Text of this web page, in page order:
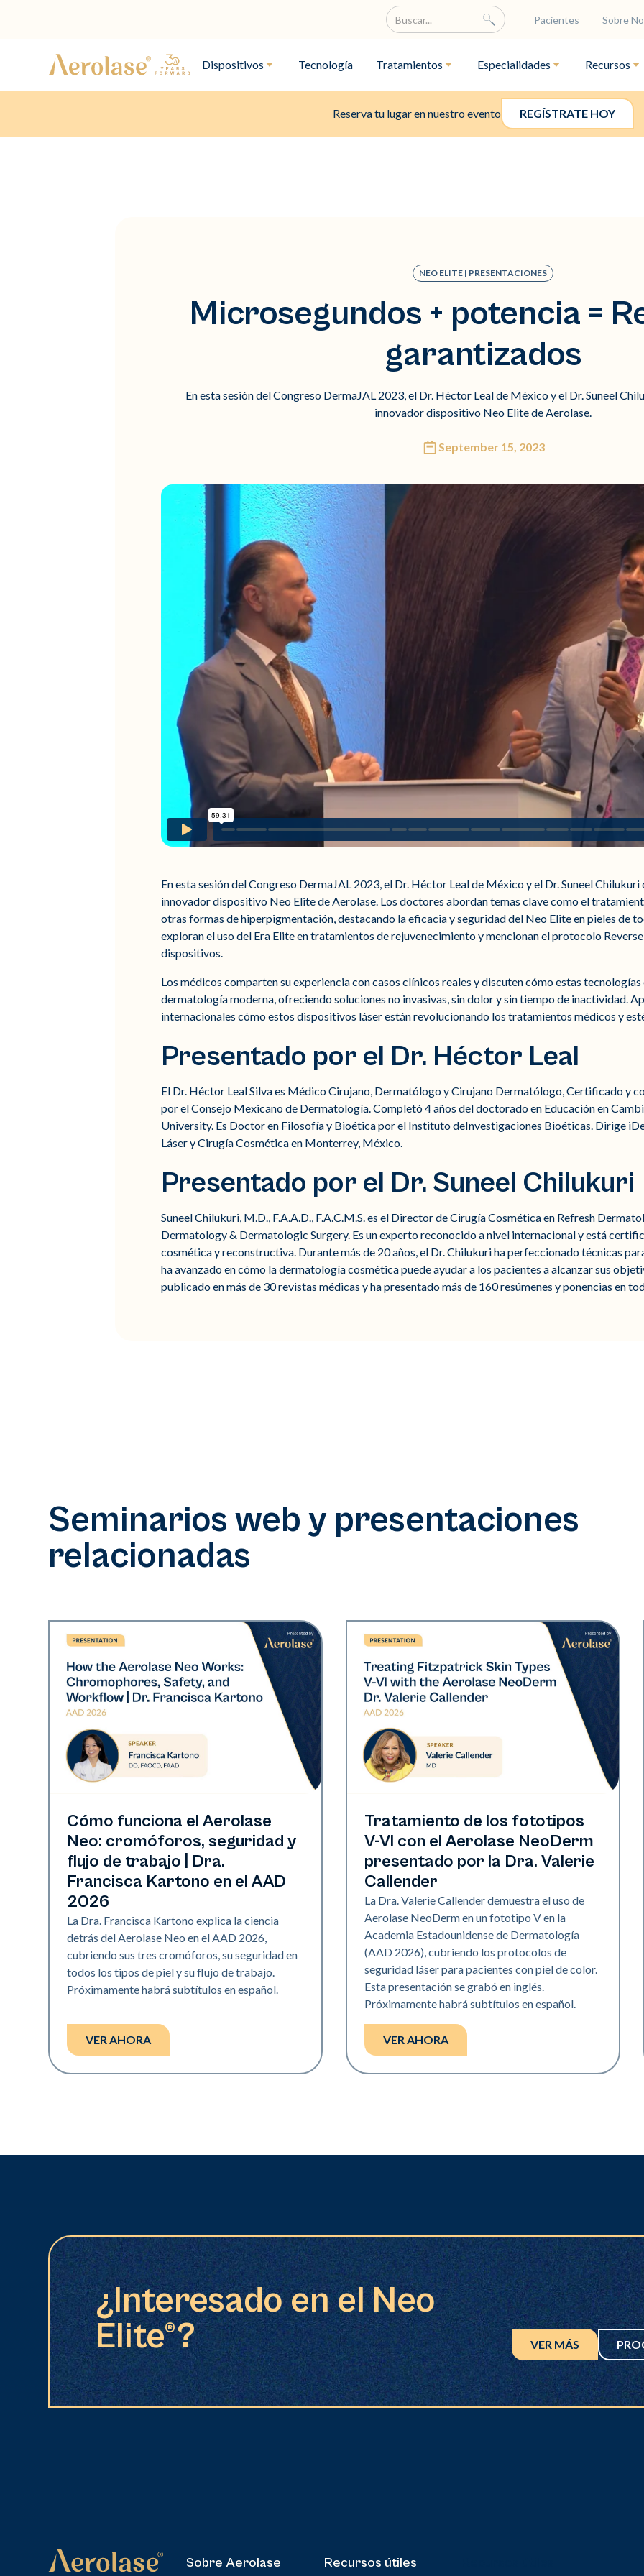
Pacientes Sobre
Dispositivos Tecnología Tratamientos Especialidades Recursos
Reserva tu lugar en nuestro evento REGÍSTRATE HOY
NEO ELITE | PRESENTACIONES
Microsegundos + potencia =
garantizados
En esta sesión del Congreso DermaJAL 2023, el Dr. Héctor Leal de México y el Dr. Suneel
innovador dispositivo Neo Elite de Aerolase.
September 15, 2023
En esta sesión del Congreso DermaJAL 2023, el Dr. Héctor Leal de México y el Dr. Suneel Chilukuri
innovador dispositivo Neo Elite de Aerolase. Los doctores abordan temas clave como el
otras formas de hiperpigmentación, destacando la eficacia y seguridad del Neo Elite en pieles de
exploran el uso del Era Elite en tratamientos de rejuvenecimiento y mencionan el protocolo
dispositivos.
Los médicos comparten su experiencia con casos clínicos reales y discuten cómo estas
dermatología moderna, ofreciendo soluciones no invasivas, sin dolor y sin tiempo de inactividad.
internacionales cómo estos dispositivos láser están revolucionando los tratamientos médicos y
Presentado por el Dr. Héctor Leal
El Dr. Héctor Leal Silva es Médico Cirujano, Dermatólogo y Cirujano Dermatólogo, Certificado y
por el Consejo Mexicano de Dermatología. Completó 4 años del doctorado en Educación en
University. Es Doctor en Filosofía y Bioética por el Instituto deInvestigaciones Bioéticas. Dirige
Láser y Cirugía Cosmética en Monterrey, México.
Presentado por el Dr. Suneel Chilukuri
Suneel Chilukuri, M.D., F.A.A.D., F.A.C.M.S. es el Director de Cirugía Cosmética en Refresh
Dermatology & Dermatologic Surgery. Es un experto reconocido a nivel internacional y está
cosmética y reconstructiva. Durante más de 20 años, el Dr. Chilukuri ha perfeccionado técnicas
ha avanzado en cómo la dermatología cosmética puede ayudar a los pacientes a alcanzar sus
publicado en más de 30 revistas médicas y ha presentado más de 160 resúmenes y ponencias en
Seminarios web y presentaciones
relacionadas
Neo Elite | Presentaciones
Cómo funciona el Aerolase
Neo: cromóforos, seguridad y
flujo de trabajo | Dra.
Francisca Kartono en el AAD
2026
La Dra. Francisca Kartono explica la ciencia
detrás del Aerolase Neo en el AAD 2026,
cubriendo sus tres cromóforos, su seguridad en
todos los tipos de piel y su flujo de trabajo.
Próximamente habrá subtítulos en español.
VER AHORA
Neo Elite | Presentaciones
Tratamiento de los fototipos
V-VI con el Aerolase NeoDerm
presentado por la Dra. Valerie
Callender
La Dra. Valerie Callender demuestra el uso de
Aerolase NeoDerm en un fototipo V en la
Academia Estadounidense de Dermatología
(AAD 2026), cubriendo los protocolos de
seguridad láser para pacientes con piel de color.
Esta presentación se grabó en inglés.
Próximamente habrá subtítulos en español.
VER AHORA
¿Interesado en el Neo
Elite®?
VER MÁS
Sobre Aerolase Recursos útiles